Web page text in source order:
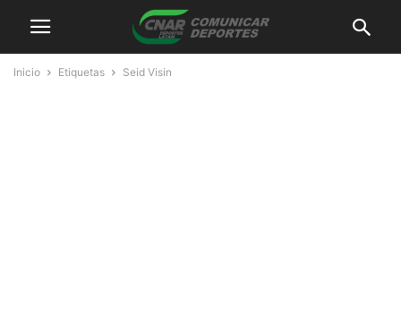
Inicio Etiquetas Seid Visin